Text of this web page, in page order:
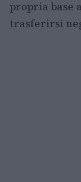
propria base a
trasferirsi